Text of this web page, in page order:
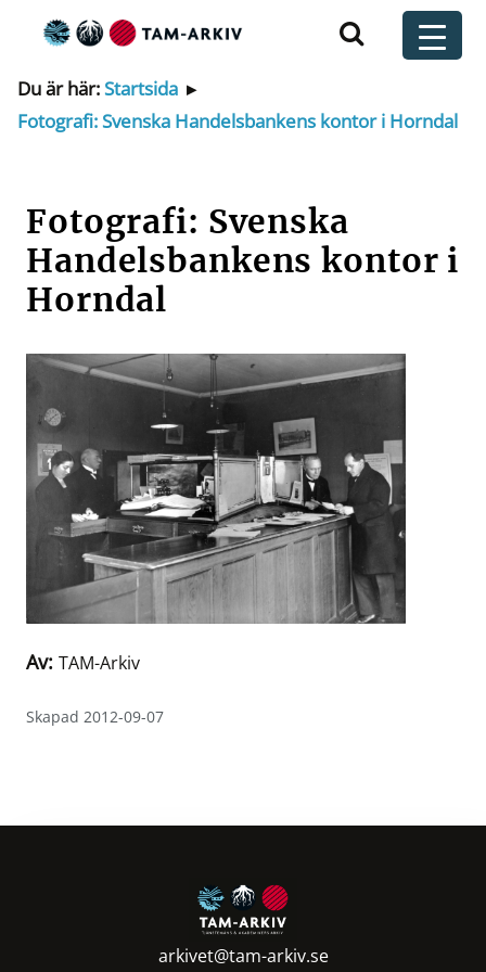
Huvudnavigering
Du är här:Startsida ▸
Fotografi: Svenska Handelsbankens kontor i Horndal
Fotografi: Svenska
Handelsbankens kontor i
Horndal
Av: TAM-Arkiv
Skapad 2012-09-07
arkivet@tam-arkiv.se